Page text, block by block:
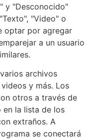
y "Desconocido"
"Video" o
optar por agregar
a un usuario
archivos
y más. Los
otros a través de
en la lista de los
extraños. A
se conectará